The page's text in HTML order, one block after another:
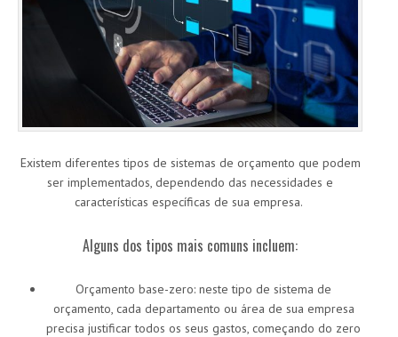
Existem diferentes tipos de sistemas de orçamento que podem
ser implementados, dependendo das necessidades e
características específicas de sua empresa.
Alguns dos tipos mais comuns incluem:
Orçamento base-zero: neste tipo de sistema de
orçamento, cada departamento ou área de sua empresa
precisa justificar todos os seus gastos, começando do zero